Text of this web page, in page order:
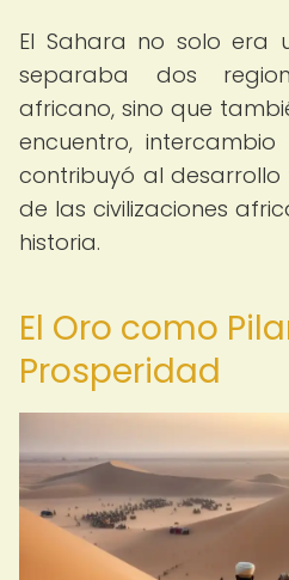
El Sahara no solo era
separaba dos
africano, sino que
encuentro,
contribuyó al
de las civilizaciones
historia.
El Oro como
Prosperidad